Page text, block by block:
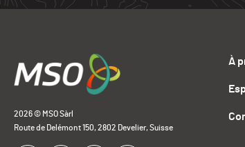
2026 © MSO Sàrl
Route de Delémont 150, 2802 Develier, Suisse
À